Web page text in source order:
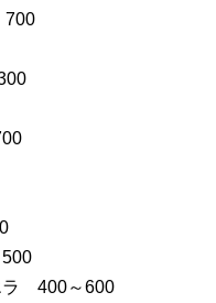
700
ラ 400～600